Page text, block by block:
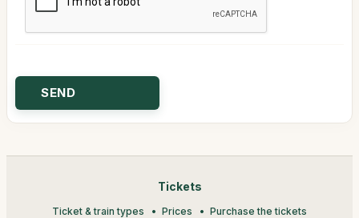
Tickets
Ticket & train types Prices Purchase the tickets